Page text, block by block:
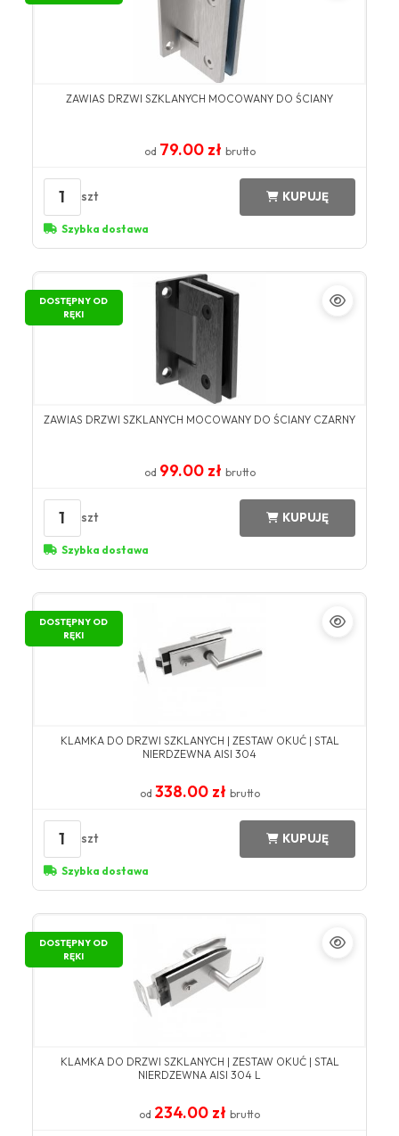
ZAWIAS DRZWI SZKLANYCH MOCOWANY DO ŚCIANY
od 79.00 zł brutto
1 szt KUPUJĘ
Szybka dostawa
DOSTĘPNY OD
RĘKI
ZAWIAS DRZWI SZKLANYCH MOCOWANY DO ŚCIANY CZARNY
od 99.00 zł brutto
1 szt KUPUJĘ
Szybka dostawa
DOSTĘPNY OD
RĘKI
KLAMKA DO DRZWI SZKLANYCH | ZESTAW OKUĆ | STAL
NIERDZEWNA AISI 304
od 338.00 zł brutto
1 szt KUPUJĘ
Szybka dostawa
DOSTĘPNY OD
RĘKI
KLAMKA DO DRZWI SZKLANYCH | ZESTAW OKUĆ | STAL
NIERDZEWNA AISI 304 L
od 234.00 zł brutto